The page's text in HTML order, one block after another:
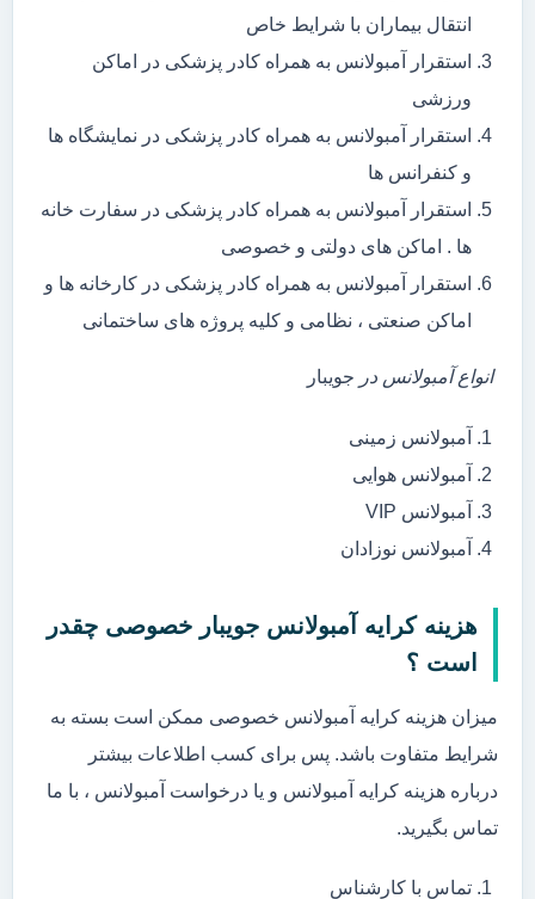
انتقال بیماران با شرایط خاص
استقرار آمبولانس به همراه کادر پزشکی در اماکن
ورزشی
استقرار آمبولانس به همراه کادر پزشکی در نمایشگاه ها
و کنفرانس ها
استقرار آمبولانس به همراه کادر پزشکی در سفارت خانه
ها . اماکن های دولتی و خصوصی
استقرار آمبولانس به همراه کادر پزشکی در کارخانه ها و
اماکن صنعتی ، نظامی و کلیه پروژه های ساختمانی
انواع آمبولانس در جویبار
آمبولانس زمینی
آمبولانس هوایی
آمبولانس VIP
آمبولانس نوزادان
هزینه کرایه آمبولانس جویبار خصوصی چقدر
است ؟
میزان هزینه کرایه آمبولانس خصوصی ممکن است بسته به
شرایط متفاوت باشد. پس برای کسب اطلاعات بیشتر
درباره هزینه کرایه آمبولانس و یا درخواست آمبولانس ، با ما
تماس بگیرید.
تماس با کارشناس